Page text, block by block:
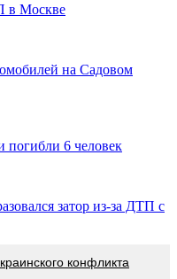
в Москве
на Садовом
6 человек
затор из-за ДТП с
конфликта